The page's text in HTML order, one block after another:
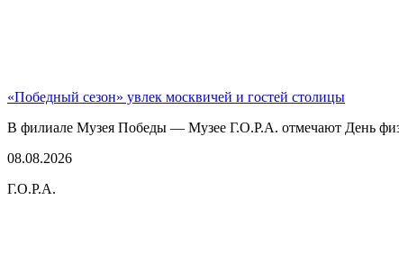
«Победный сезон» увлек москвичей и гостей столицы
В филиале Музея Победы — Музее Г.О.Р.А. отмечают День
08.08.2026
Г.О.Р.А.